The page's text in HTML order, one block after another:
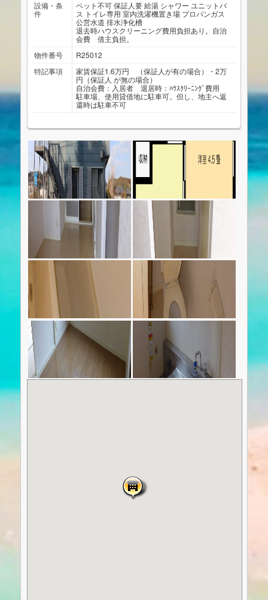
設備・条
件
ペット不可保証人要給湯 シャワー ユニットバ
ス トイレ専用 室内洗濯機置き場 プロパンガス
公営水道 排水浄化槽
退去時ハウスクリーニング費用負担あり。自治
会費 借主負担。
物件番号
R25012
特記事項
家賃保証1.6万円 （保証人が有の場合）・2万
円（保証人 が無の場合）
自治会費：入居者 退居時：ﾊｳｽｸﾘｰﾆﾝｸﾞ費用
駐車場、使用貸借地に駐車可。但し、地主へ返
還時は駐車不可